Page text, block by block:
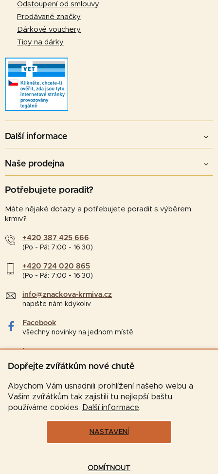
Dopřejte zvířátkům nové chutě
Abychom Vám usnadnili prohlížení našeho webu a
Vašim zvířátkům tak zajistili tu nejlepší baštu,
používáme cookies. Další informace.
NASTAVENÍ
ODMÍTNOUT
Odstoupení od smlouvy
Prodávané značky
Dárkové vouchery
Tipy na dárky
Další informace
Naše prodejna
Potřebujete poradit?
Máte nějaké dotazy a potřebujete poradit s výběrem
krmiv?
+420 387 425 666
(Po - Pá: 7:00 - 16:30)
+420 724 020 865
(Po - Pá: 7:00 - 16:30)
info@znackova-krmiva.cz
napište nám kdykoliv
Facebook
všechny novinky na jednom místě
Instagram
tipy a zajímavosti pro chovatele
Vytvořil Shoptet